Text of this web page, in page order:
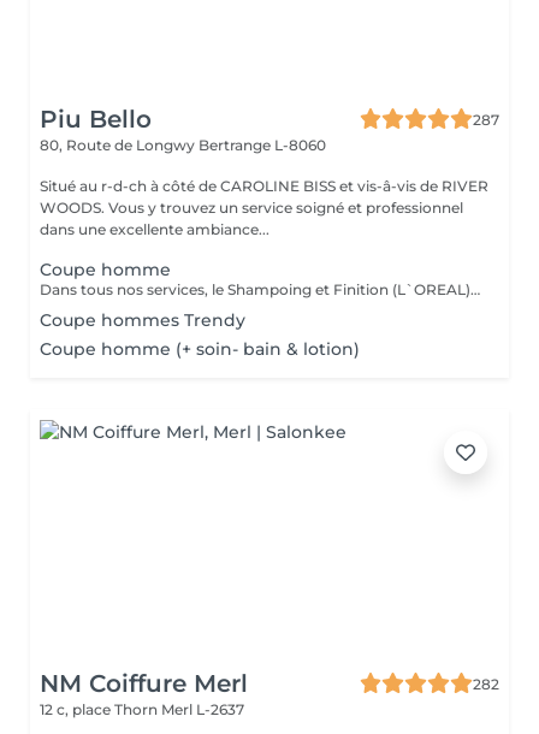
Piu Bello
287
80, Route de Longwy Bertrange L-8060
Situé au r-d-ch à côté de CAROLINE BISS et vis-â-vis de RIVER
WOODS. Vous y trouvez un service soigné et professionnel
dans une excellente ambiance...
Coupe homme
Dans tous nos services, le Shampoing et Finition (L`OREAL)sont compris.
Coupe hommes Trendy
Coupe homme (+ soin- bain & lotion)
NM Coiffure Merl
282
12 c, place Thorn Merl L-2637